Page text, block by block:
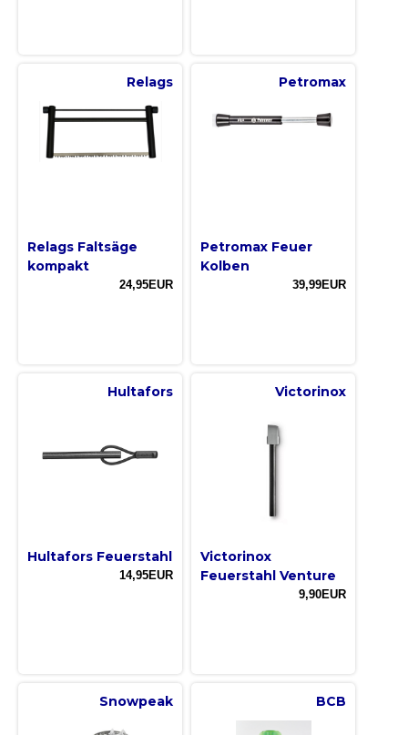
Relags
Relags Faltsäge
kompakt
24,95EUR
Petromax
Petromax Feuer
Kolben
39,99EUR
Hultafors
Hultafors Feuerstahl
14,95EUR
Victorinox
Victorinox
Feuerstahl Venture
9,90EUR
Snowpeak BCB